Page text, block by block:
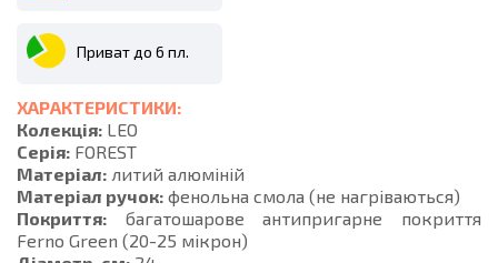
Приват до 6 пл.
ХАРАКТЕРИСТИКИ:
Колекція: LEO
Серія: FOREST
Матеріал: литий алюміній
Матеріал ручок: фенольна смола (не нагріваються)
Покриття: багатошарове антипригарне покриття
Ferno Green (20-25 мікрон)